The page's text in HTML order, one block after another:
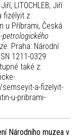
LITOCHLEB, Jiří
fizélyit z
u Příbrami, Česká
petrologického
. Praha: Národní
1211-0329
také z:
a-fizelyit-
u-pribrami-
Národního muzea v